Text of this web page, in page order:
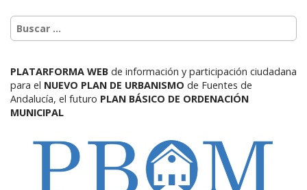
PLATARFORMA WEB de información y participación ciudadana
para el NUEVO PLAN DE URBANISMO de Fuentes de
Andalucía, el futuro PLAN BÁSICO DE ORDENACIÓN
MUNICIPAL